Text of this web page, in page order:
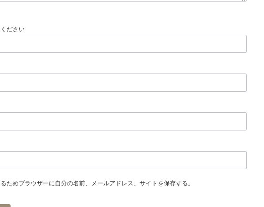
ださい
ためブラウザーに自分の名前、メールアドレス、サイトを保存する。